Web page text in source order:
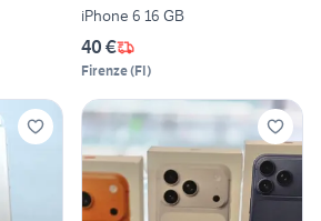
iPhone 6 16 GB
40 €
Firenze(FI)